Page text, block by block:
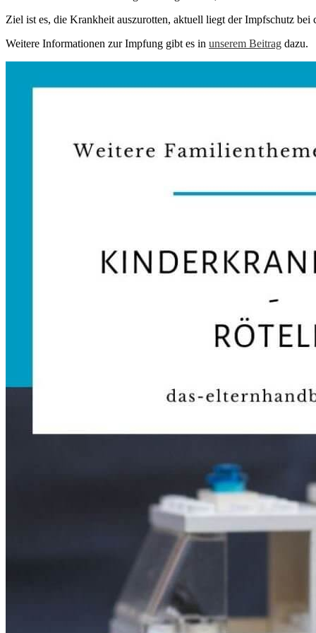
Ziel ist es, die Krankheit auszurotten, aktuell liegt der Impfschutz bei
Weitere Informationen zur Impfung gibt es in unserem Beitrag dazu.